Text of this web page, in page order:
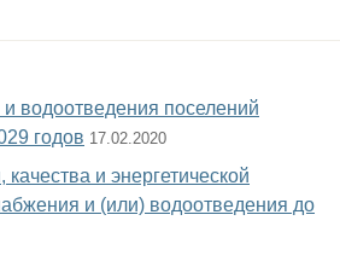
водоотведения поселений
годов 17.02.2020
и энергетической
и (или) водоотведения до